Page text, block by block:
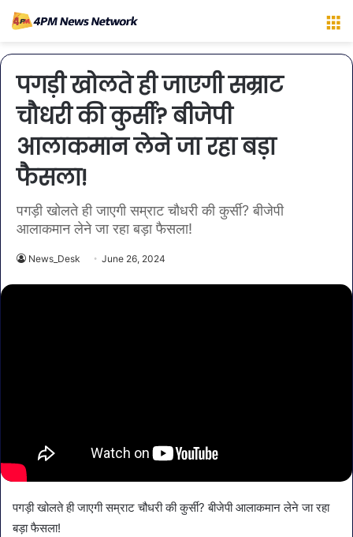
पगड़ी खोलते ही जाएगी सम्राट
चौधरी की कुर्सी? बीजेपी
आलाकमान लेने जा रहा बड़ा
फैसला!
पगड़ी खोलते ही जाएगी सम्राट चौधरी की कुर्सी? बीजेपी
आलाकमान लेने जा रहा बड़ा फैसला!
News_Desk June 26, 2024
पगड़ी खोलते ही जाएगी सम्राट चौधरी की कुर्सी? बीजेपी आलाकमान लेने जा रहा
बड़ा फैसला!